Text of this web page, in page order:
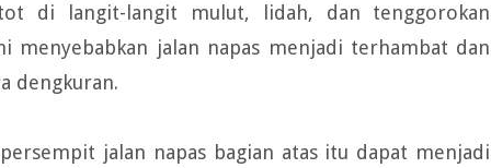
di langit-langit mulut, lidah, dan tenggorokan
menyebabkan jalan napas menjadi terhambat dan
dengkuran.
jalan napas bagian atas itu dapat menjadi